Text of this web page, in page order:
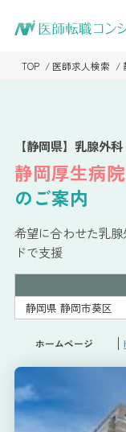
TOP 医師求人検索
【静岡県】乳腺外
静岡厚生病院
のご案内
希望に合わせた乳
ドで支援
静岡県 静岡市葵区
ホームページ